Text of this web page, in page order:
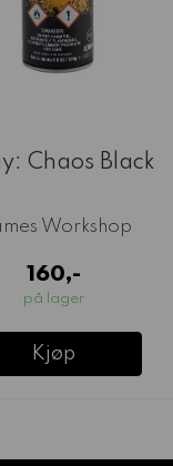
Chaos Black
Workshop
160,-
på lager
Kjøp